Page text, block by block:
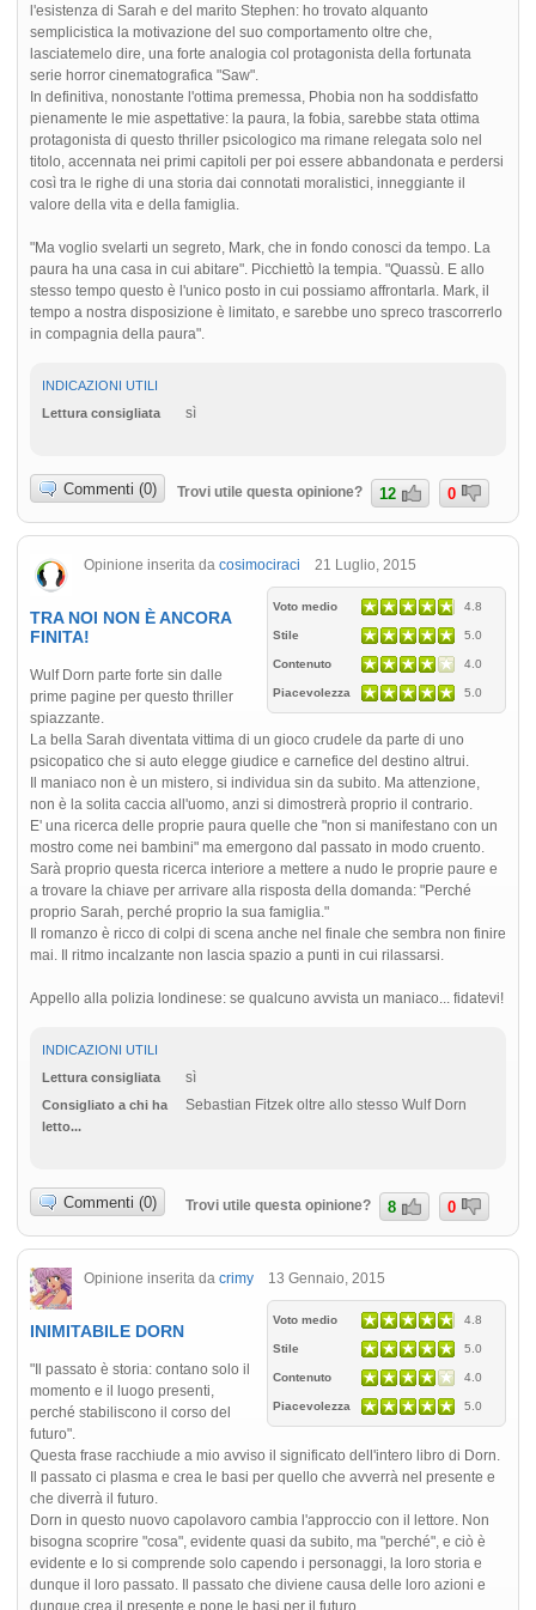
l'esistenza di Sarah e del marito Stephen: ho trovato alquanto
semplicistica la motivazione del suo comportamento oltre che,
lasciatemelo dire, una forte analogia col protagonista della fortunata
serie horror cinematografica "Saw".
In definitiva, nonostante l'ottima premessa, Phobia non ha soddisfatto
pienamente le mie aspettative: la paura, la fobia, sarebbe stata ottima
protagonista di questo thriller psicologico ma rimane relegata solo nel
titolo, accennata nei primi capitoli per poi essere abbandonata e perdersi
così tra le righe di una storia dai connotati moralistici, inneggiante il
valore della vita e della famiglia.
"Ma voglio svelarti un segreto, Mark, che in fondo conosci da tempo. La
paura ha una casa in cui abitare". Picchiettò la tempia. "Quassù. E allo
stesso tempo questo è l'unico posto in cui possiamo affrontarla. Mark, il
tempo a nostra disposizione è limitato, e sarebbe uno spreco trascorrerlo
in compagnia della paura".
INDICAZIONI UTILI
Lettura consigliata
sì
Commenti (0) Trovi utile questa opinione? 12 0
Opinione inserita da cosimociraci 21 Luglio, 2015
Voto medio 4.8
Stile 5.0
Contenuto 4.0
Piacevolezza 5.0
TRA NOI NON È ANCORA
FINITA!
Wulf Dorn parte forte sin dalle
prime pagine per questo thriller
spiazzante.
La bella Sarah diventata vittima di un gioco crudele da parte di uno
psicopatico che si auto elegge giudice e carnefice del destino altrui.
Il maniaco non è un mistero, si individua sin da subito. Ma attenzione,
non è la solita caccia all'uomo, anzi si dimostrerà proprio il contrario.
E' una ricerca delle proprie paura quelle che "non si manifestano con un
mostro come nei bambini" ma emergono dal passato in modo cruento.
Sarà proprio questa ricerca interiore a mettere a nudo le proprie paure e
a trovare la chiave per arrivare alla risposta della domanda: "Perché
proprio Sarah, perché proprio la sua famiglia."
Il romanzo è ricco di colpi di scena anche nel finale che sembra non finire
mai. Il ritmo incalzante non lascia spazio a punti in cui rilassarsi.
Appello alla polizia londinese: se qualcuno avvista un maniaco... fidatevi!
INDICAZIONI UTILI
Lettura consigliata
sì
Consigliato a chi ha
letto...
Sebastian Fitzek oltre allo stesso Wulf Dorn
Commenti (0) Trovi utile questa opinione? 8 0
Opinione inserita da crimy 13 Gennaio, 2015
Voto medio 4.8
Stile 5.0
Contenuto 4.0
Piacevolezza 5.0
INIMITABILE DORN
"Il passato è storia: contano solo il
momento e il luogo presenti,
perché stabiliscono il corso del
futuro".
Questa frase racchiude a mio avviso il significato dell'intero libro di Dorn.
Il passato ci plasma e crea le basi per quello che avverrà nel presente e
che diverrà il futuro.
Dorn in questo nuovo capolavoro cambia l'approccio con il lettore. Non
bisogna scoprire "cosa", evidente quasi da subito, ma "perché", e ciò è
evidente e lo si comprende solo capendo i personaggi, la loro storia e
dunque il loro passato. Il passato che diviene causa delle loro azioni e
dunque crea il presente e pone le basi per il futuro.